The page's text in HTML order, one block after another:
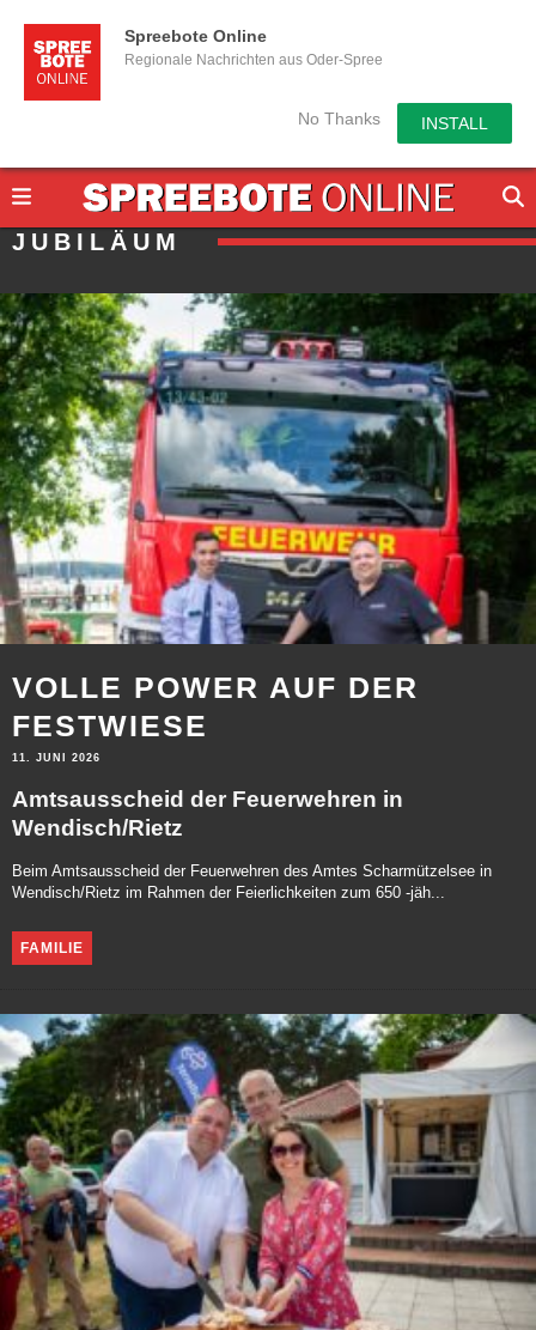
Spreebote Online
Regionale Nachrichten aus Oder-Spree
No Thanks INSTALL
JUBILÄUM
VOLLE POWER AUF DER
FESTWIESE
11. JUNI 2026
Amtsausscheid der Feuerwehren in
Wendisch/Rietz
Beim Amtsausscheid der Feuerwehren des Amtes Scharmützelsee in
Wendisch/Rietz im Rahmen der Feierlichkeiten zum 650 -jäh...
FAMILIE